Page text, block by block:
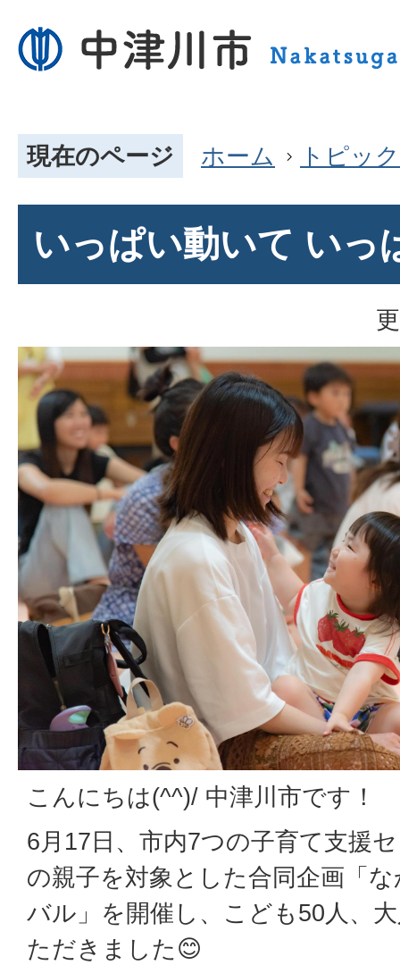
現在のページ ホーム トピッ
いっぱい動いて いっ
こんにちは(^^)/ 中津川市です！
6月17日、市内7つの子育て支援
の親子を対象とした合同企画「
バル」を開催し、こども50人、
ただきました😊